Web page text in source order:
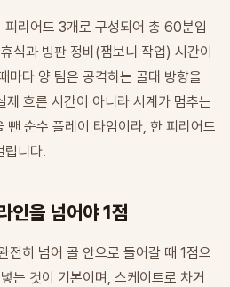
리어드 3개로 구성되어 총 60분입
식과 빙판 정비(잼보니 작업) 시간이
마다 양 팀은 공격하는 골대 방향을
흐른 시간이 아니라 시계가 멈추는
순수 플레이 타임이라, 한 피리어드
립니다.
인을 넘어야 1점
전히 넘어 골 안으로 들어갈 때 1점으
는 것이 기본이며, 스케이트로 차거